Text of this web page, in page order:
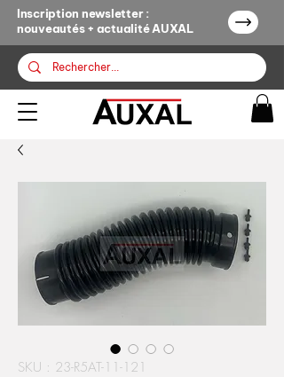
Inscription newsletter :
nouveautés + actualité AUXAL
SKU : 23-R5AT-11-121